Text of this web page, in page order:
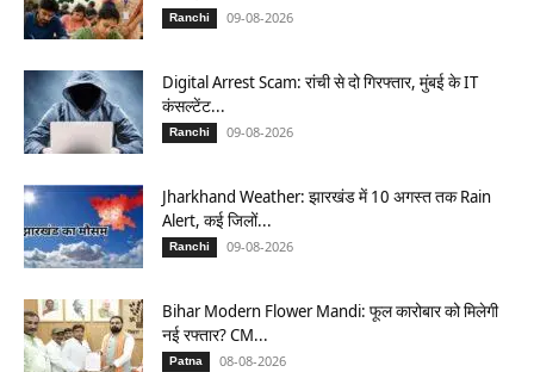
Ranchi 09-08-2026
Digital Arrest Scam: रांची से दो गिरफ्तार, मुंबई के IT
कंसल्टेंट...
Ranchi 09-08-2026
Jharkhand Weather: झारखंड में 10 अगस्त तक Rain
Alert, कई जिलों...
Ranchi 09-08-2026
Bihar Modern Flower Mandi: फूल कारोबार को मिलेगी
नई रफ्तार? CM...
Patna 08-08-2026